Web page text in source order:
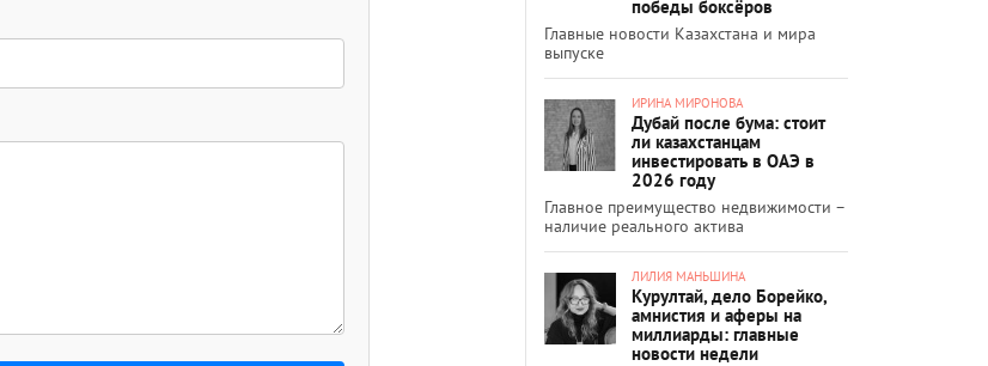
победы боксёров
Главные новости Казахстана и мира
выпуске
ИРИНА МИРОНОВА
Дубай после бума: стоит
ли казахстанцам
инвестировать в ОАЭ в
2026 году
Главное преимущество недвижимости –
наличие реального актива
ЛИЛИЯ МАНЬШИНА
Курултай, дело Борейко,
амнистия и аферы на
миллиарды: главные
новости недели